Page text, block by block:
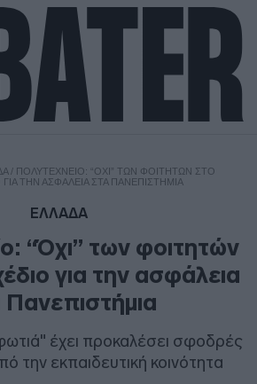
/ ΠΟΛΥΤΕΧΝΕΊΟ: “ΌΧΙ” ΤΩΝ ΦΟΙΤΗΤΏΝ ΣΤΟ
ΤΗΝ ΑΣΦΆΛΕΙΑ ΣΤΑ ΠΑΝΕΠΙΣΤΉΜΙΑ
ΕΛΛΑΔΑ
“Όχι” των φοιτητών
για την ασφάλεια
έχει προκαλέσει σφοδρές
την εκπαιδευτική κοινότητα